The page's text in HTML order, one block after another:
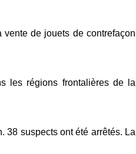
de jouets de contrefaçon
les régions frontalières de la
38 suspects ont été arrêtés. La